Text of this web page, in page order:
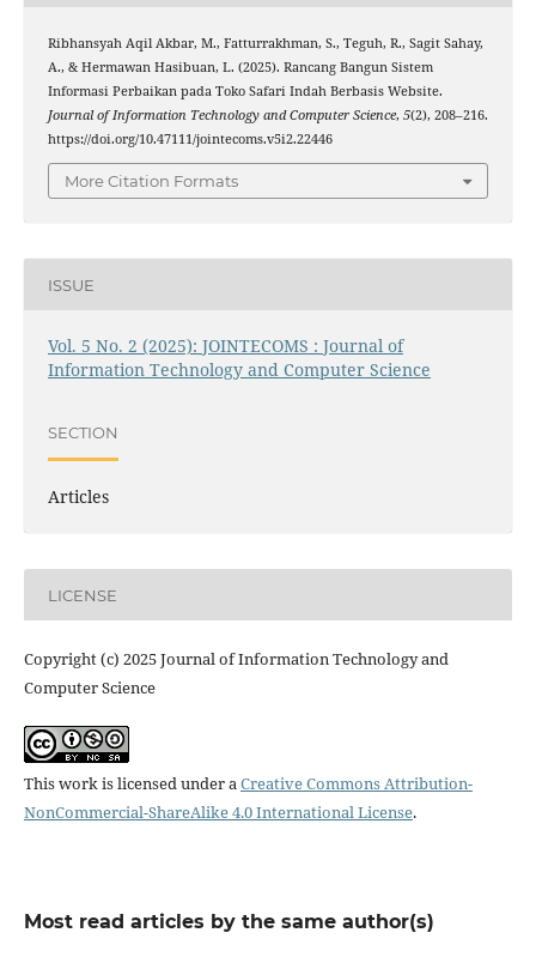
Ribhansyah Aqil Akbar, M., Fatturrakhman, S., Teguh, R., Sagit Sahay,
A., & Hermawan Hasibuan, L. (2025). Rancang Bangun Sistem
Informasi Perbaikan pada Toko Safari Indah Berbasis Website.
Journal of Information Technology and Computer Science, 5(2), 208–216.
https://doi.org/10.47111/jointecoms.v5i2.22446
More Citation Formats
ISSUE
Vol. 5 No. 2 (2025): JOINTECOMS : Journal of
Information Technology and Computer Science
SECTION
Articles
LICENSE
Copyright (c) 2025 Journal of Information Technology and
Computer Science
This work is licensed under aCreative Commons Attribution-
NonCommercial-ShareAlike 4.0 International License.
Most read articles by the same author(s)